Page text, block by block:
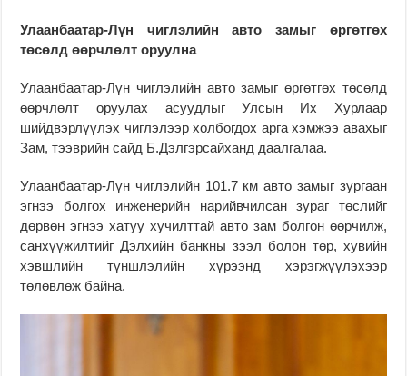
Улаанбаатар-Лүн чиглэлийн авто замыг өргөтгөх
төсөлд өөрчлөлт оруулна
Улаанбаатар-Лүн чиглэлийн авто замыг өргөтгөх төсөлд
өөрчлөлт оруулах асуудлыг Улсын Их Хурлаар
шийдвэрлүүлэх чиглэлээр холбогдох арга хэмжээ авахыг
Зам, тээврийн сайд Б.Дэлгэрсайханд даалгалаа.
Улаанбаатар-Лүн чиглэлийн 101.7 км авто замыг зургаан
эгнээ болгох инженерийн нарийвчилсан зураг төслийг
дөрвөн эгнээ хатуу хучилттай авто зам болгон өөрчилж,
санхүүжилтийг Дэлхийн банкны зээл болон төр, хувийн
хэвшлийн түншлэлийн хүрээнд хэрэгжүүлэхээр
төлөвлөж байна.